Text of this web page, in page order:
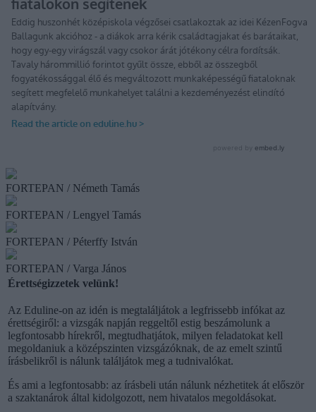
FORTEPAN / Németh Tamás
FORTEPAN / Lengyel Tamás
FORTEPAN / Péterffy István
FORTEPAN / Varga János
Érettségizzetek velünk!
Az Eduline-on az idén is megtaláljátok a legfrissebb infókat az
érettségiről: a vizsgák napján reggeltől estig beszámolunk a
legfontosabb hírekről, megtudhatjátok, milyen feladatokat kell
megoldaniuk a középszinten vizsgázóknak, de az emelt szintű
írásbelikről is nálunk találjátok meg a tudnivalókat.
És ami a legfontosabb: az írásbeli után nálunk nézhetitek át először
a szaktanárok által kidolgozott, nem hivatalos megoldásokat.